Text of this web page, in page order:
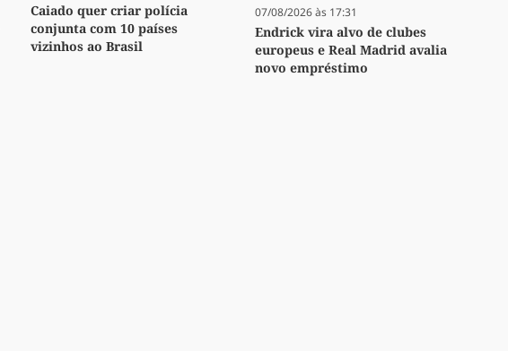
Caiado quer criar polícia
conjunta com 10 países
vizinhos ao Brasil
07/08/2026 às 17:31
Endrick vira alvo de clubes
europeus e Real Madrid avalia
novo empréstimo